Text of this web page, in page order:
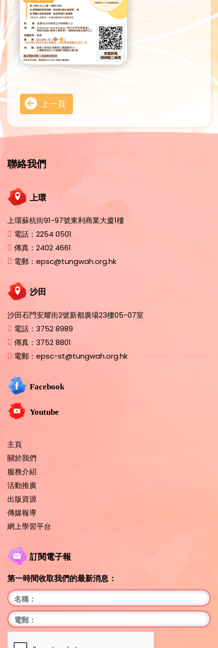
上一頁
聯絡我們
上環
上環蘇杭街91-97號東利商業大廈1樓
電話： 2254 0501
傳真： 2402 4661
電郵： epsc@tungwah.org.hk
沙田
沙田石門安耀街2號新都廣場23樓05-07室
電話： 3752 8989
傳真： 3752 8801
電郵： epsc-st@tungwah.org.hk
Facebook
Youtube
主頁
關於我們
服務介紹
活動推廣
出版資源
傳媒報導
網上學習平台
訂閱電子報
第一時間收取我們的最新消息：